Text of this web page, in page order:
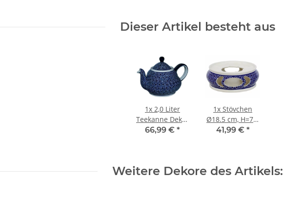
Dieser Artikel besteht aus
1x 2,0 Liter
Teekanne Dekor
120
66,99 € *
1x Stövchen
Ø18.5 cm, H=7.0
cm, Dekor 120
41,99 € *
Weitere Dekore des Artikels: